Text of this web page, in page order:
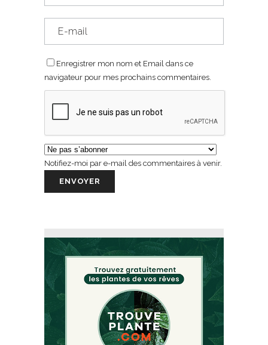
Enregistrer mon nom et Email dans ce
navigateur pour mes prochains commentaires.
Notifiez-moi par e-mail des commentaires à venir.